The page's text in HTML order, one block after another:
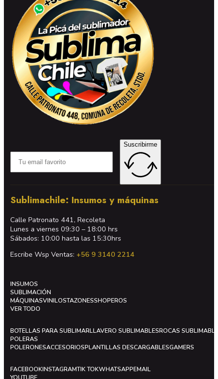
Suscribirme
Sublimachile: Insumos y máquinas
Calle Patronato 441, Recoleta
Lunes a viernes 09:30 – 18:00 hrs
Sábados: 10:00 hasta las 15:30hrs
Escribe Wsp Ventas:+56 9 3140 2214
INSUMOS
SUBLIMACIÓN
MÁQUINASVINILOSTAZONESSHOPEROS
VER TODO
BOTELLAS PARA SUBLIMARLLAVERO SUBLIMABLESROCAS
POLERAS
POLERONESACCESORIOSPLANTILLAS DESCARGABLESGAMERS
FACEBOOKINSTAGRAMTIK TOKWHATSAPPEMAIL
YOUTUBE